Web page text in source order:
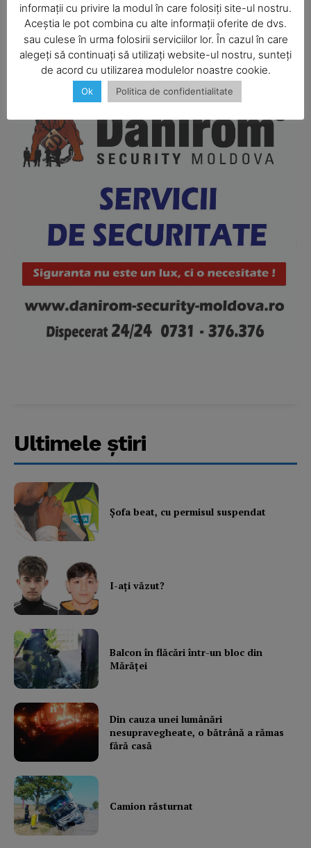
SUBSCRIBE NOW
Company
About
Contact us
Ultimele ştiri
Şofa beat, cu permisul suspendat
I-aţi văzut?
Balcon în flăcări într-un bloc din
Mărăţei
Din cauza unei lumânări
nesupravegheate, o bătrână a rămas
fără casă
Camion răsturnat
informații cu privire la modul în care folosiți site-ul nostru.
Aceștia le pot combina cu alte informații oferite de dvs.
sau culese în urma folosirii serviciilor lor. În cazul în care
alegeți să continuați să utilizați website-ul nostru, sunteți
de acord cu utilizarea modulelor noastre cookie.
Ok Politica de confidentialitate